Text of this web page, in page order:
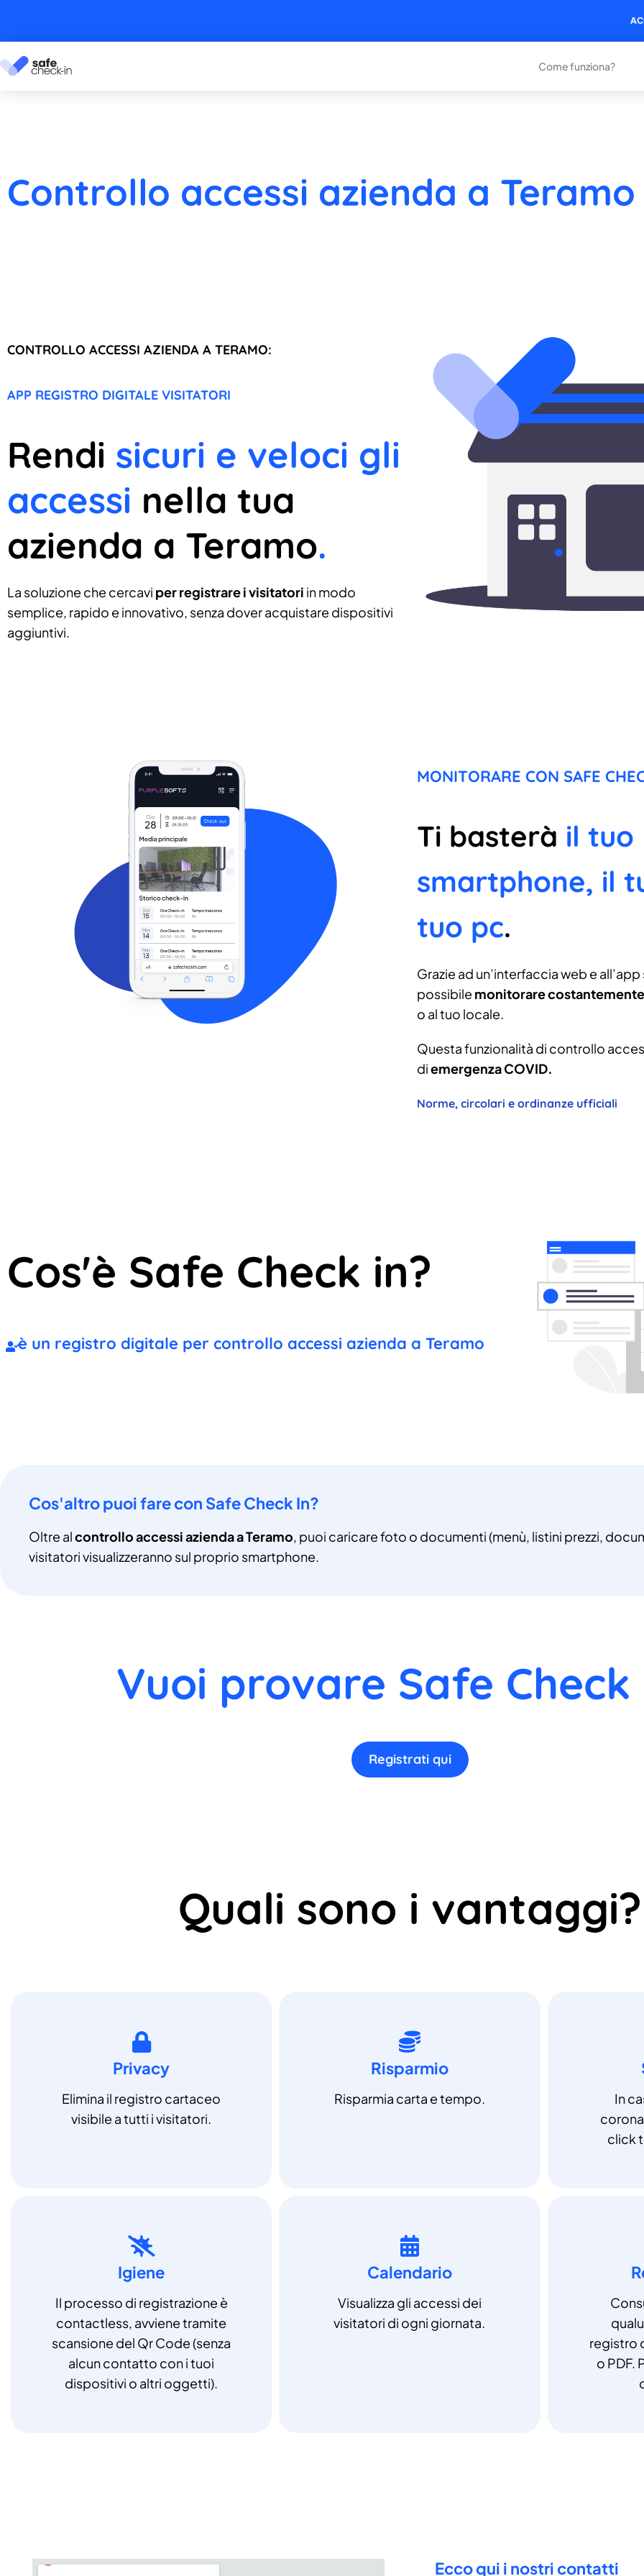
Come funziona?
Controllo accessi azienda a Teramo
CONTROLLO ACCESSI AZIENDA A TERAMO:
APP REGISTRO DIGITALE VISITATORI
Rendi sicuri e veloci gli
accessi nella tua
azienda a Teramo.
La soluzione che cercavi per registrare i visitatori in modo
semplice, rapido e innovativo, senza dover acquistare dispositivi
aggiuntivi.
MONITORARE CON SAFE
Ti basterà il tuo
smartphone, il
tuo pc.
Grazie ad un’interfaccia web e
possibile monitorare
o al tuo locale.
Questa funzionalità di controllo
diemergenza COVID.
Norme, circolari e ordinanze ufficiali
Cos'è Safe Check in?
è un registro digitale per controllo accessi azienda a Teramo
Cos'altro puoi fare con Safe Check In?
Oltre alcontrollo accessi azienda a Teramo, puoi caricare foto o documenti (menù, listini prezzi,
visitatori visualizzeranno sul proprio smartphone.
Vuoi provare Safe Check
Registrati qui
Quali sono i vantaggi?
Privacy
Elimina il registro cartaceo
visibile a tutti i visitatori.
Risparmio
Risparmia carta e tempo.
In
click
Igiene
Il processo di registrazione è
contactless, avviene tramite
scansione del Qr Code (senza
alcun contatto con i tuoi
dispositivi o altri oggetti).
Calendario
Visualizza gli accessi dei
visitatori di ogni giornata.
registro
o PDF.
Ecco qui i nostri contatti